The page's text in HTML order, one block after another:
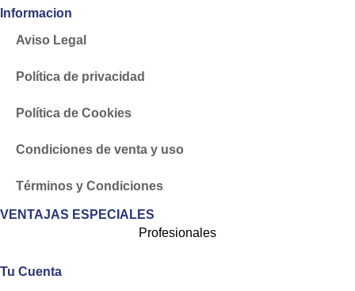
Informacion
Aviso Legal
Política de privacidad
Política de Cookies
Condiciones de venta y uso
Términos y Condiciones
VENTAJAS ESPECIALES
Profesionales
Tu Cuenta